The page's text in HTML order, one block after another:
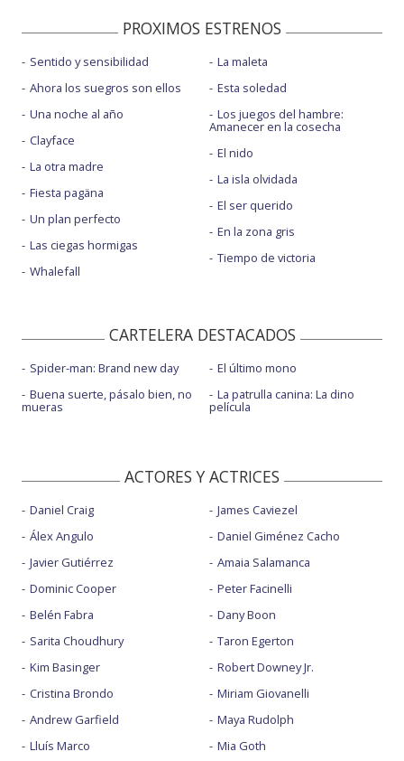
PROXIMOS ESTRENOS
Sentido y sensibilidad
Ahora los suegros son ellos
Una noche al año
Clayface
La otra madre
Fiesta pagäna
Un plan perfecto
Las ciegas hormigas
Whalefall
La maleta
Esta soledad
Los juegos del hambre:
Amanecer en la cosecha
El nido
La isla olvidada
El ser querido
En la zona gris
Tiempo de victoria
CARTELERA DESTACADOS
Spider-man: Brand new day
Buena suerte, pásalo bien, no
mueras
El último mono
La patrulla canina: La dino
película
ACTORES Y ACTRICES
Daniel Craig
Álex Angulo
Javier Gutiérrez
Dominic Cooper
Belén Fabra
Sarita Choudhury
Kim Basinger
Cristina Brondo
Andrew Garfield
Lluís Marco
James Caviezel
Daniel Giménez Cacho
Amaia Salamanca
Peter Facinelli
Dany Boon
Taron Egerton
Robert Downey Jr.
Miriam Giovanelli
Maya Rudolph
Mia Goth